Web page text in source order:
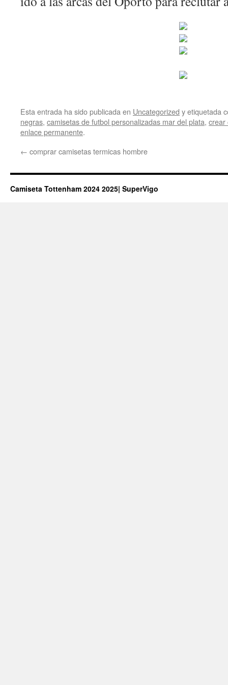
Esta entrada ha sido publicada en Uncategorized y etiquetada
negras, camisetas de futbol personalizadas mar del plata, crear
enlace permanente.
← comprar camisetas termicas hombre
Camiseta Tottenham 2024 2025| SuperVigo